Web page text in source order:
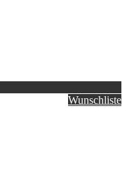
Wunschliste